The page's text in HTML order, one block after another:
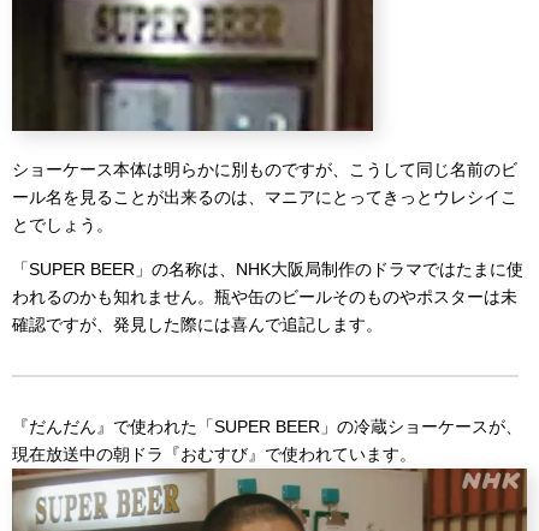
ショーケース本体は明らかに別ものですが、こうして同じ名前のビ
ール名を見ることが出来るのは、マニアにとってきっとウレシイこ
とでしょう。
「SUPER BEER」の名称は、NHK大阪局制作のドラマではたまに使
われるのかも知れません。瓶や缶のビールそのものやポスターは未
確認ですが、発見した際には喜んで追記します。
『だんだん』で使われた「SUPER BEER」の冷蔵ショーケースが、
現在放送中の朝ドラ『おむすび』で使われています。